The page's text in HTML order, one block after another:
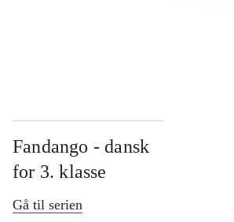
Fandango - dansk
for 3. klasse
Gå til serien